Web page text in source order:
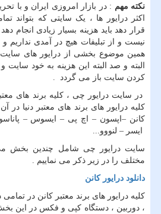
نکته مهم : در بازار امروزی ایران و با
اکثر درایور ها ، یک سایتی که بتواند
قرار دهد باید هزینه بسیار زیادی انجام
نیست و از تبلیفات هیچ در آمدی نداریم
همین موضوع بخشی از درایور های
البته و صد البته این هزینه به خود سایت
کردن سایت باز می گردد .
در سایت درایور چی ، کلیه برند های
کلیه درایور های برند های معتبر دنیا در
کانن –اپسون – اچ پی – ایسوس –
ایسر – لنووو...
سایت درایور چی شامل چندین
مختلف را در زیر ذکر می نماییم .
دانلود درایور کانن
کلیه درایور های برند معتبر کانن در تمامی
، دوربین ، دستگاه کپی و فکس در این